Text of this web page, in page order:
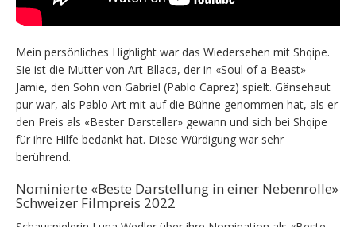
Mein persönliches Highlight war das Wiedersehen mit Shqipe.
Sie ist die Mutter von Art Bllaca, der in «Soul of a Beast»
Jamie, den Sohn von Gabriel (Pablo Caprez) spielt. Gänsehaut
pur war, als Pablo Art mit auf die Bühne genommen hat, als er
den Preis als «Bester Darsteller» gewann und sich bei Shqipe
für ihre Hilfe bedankt hat. Diese Würdigung war sehr
berührend.
Nominierte «Beste Darstellung in einer Nebenrolle»
Schweizer Filmpreis 2022